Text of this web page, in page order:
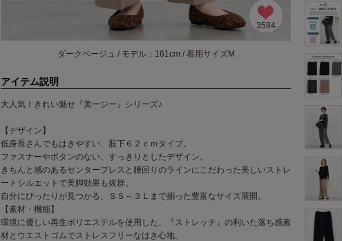
3584
ダークベージュ / モデル：161cm / 着用サイズM
アイテム説明
大人気！きれい魅せ『美ージー』シリーズ♪
【デザイン】
低身長さんでもはきやすい、股下６２ｃｍタイプ。
ファスナーやボタンのない、すっきりとしたデザイン。
きちんと感のあるセンタープレスと腰回りのラインにこだわった美しいストレ
ートシルエットで美脚効果も抜群。
自分にぴったりが見つかる、ＳＳ～３Ｌまで揃った豊富なサイズ展開。
【素材・機能】
環境に優しい再生ポリエステルを使用した、『ストレッチ』の利いた落ち感素
材とウエストゴムでストレスフリーなはき心地。